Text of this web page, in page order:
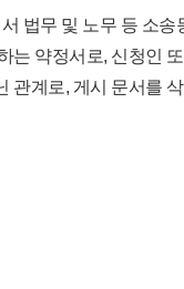
법무 및 노무 등 소송
는 약정서로, 신청인
관계로, 게시 문서를